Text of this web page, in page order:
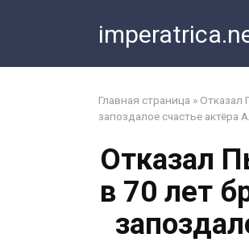
Главная страница » Отказал
запоздалое счастье актёра
Отказал
в 70 лет